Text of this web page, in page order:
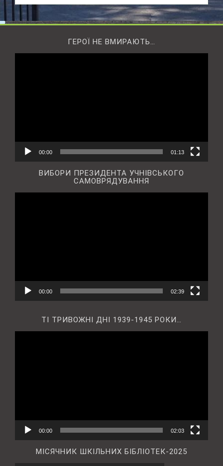
ГЕРОЇ НЕ ВМИРАЮТЬ…
00:00 01:13
ВИБОРИ ПРЕЗИДЕНТА УЧНІВСЬКОГО
САМОВРЯДУВАННЯ
00:00 02:39
ТІ ТРИВОЖНІ ДНІ 1939-1945 РОКИ…
00:00 02:03
МІСЯЧНИК ШКІЛЬНИХ БІБЛІОТЕК-2025